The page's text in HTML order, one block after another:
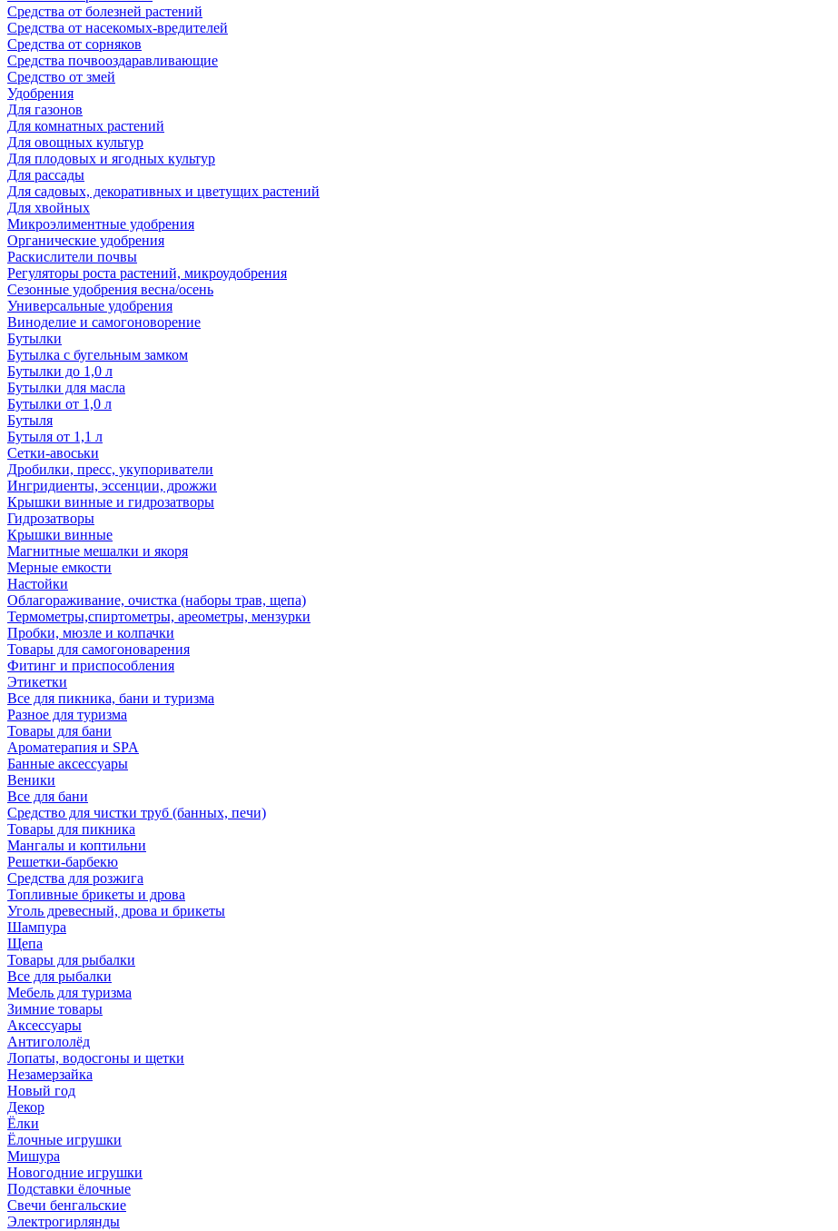
Средства от болезней растений
Средства от насекомых-вредителей
Средства от сорняков
Средства почвооздаравливающие
Средство от змей
Удобрения
Для газонов
Для комнатных растений
Для овощных культур
Для плодовых и ягодных культур
Для рассады
Для садовых, декоративных и цветущих растений
Для хвойных
Микроэлиментные удобрения
Органические удобрения
Раскислители почвы
Регуляторы роста растений, микроудобрения
Сезонные удобрения весна/осень
Универсальные удобрения
Виноделие и самогоноворение
Бутылки
Бутылка с бугельным замком
Бутылки до 1,0 л
Бутылки для масла
Бутылки от 1,0 л
Бутыля
Бутыля от 1,1 л
Сетки-авоськи
Дробилки, пресс, укупориватели
Ингридиенты, эссенции, дрожжи
Крышки винные и гидрозатворы
Гидрозатворы
Крышки винные
Магнитные мешалки и якоря
Мерные емкости
Настойки
Облагораживание, очистка (наборы трав, щепа)
Термометры,спиртометры, ареометры, мензурки
Пробки, мюзле и колпачки
Товары для самогоноварения
Фитинг и приспособления
Этикетки
Все для пикника, бани и туризма
Разное для туризма
Товары для бани
Ароматерапия и SPA
Банные аксессуары
Веники
Все для бани
Средство для чистки труб (банных, печи)
Товары для пикника
Мангалы и коптильни
Решетки-барбекю
Средства для розжига
Топливные брикеты и дрова
Уголь древесный, дрова и брикеты
Шампура
Щепа
Товары для рыбалки
Все для рыбалки
Мебель для туризма
Зимние товары
Аксессуары
Антигололёд
Лопаты, водосгоны и щетки
Незамерзайка
Новый год
Декор
Ёлки
Ёлочные игрушки
Мишура
Новогодние игрушки
Подставки ёлочные
Свечи бенгальские
Электрогирлянды